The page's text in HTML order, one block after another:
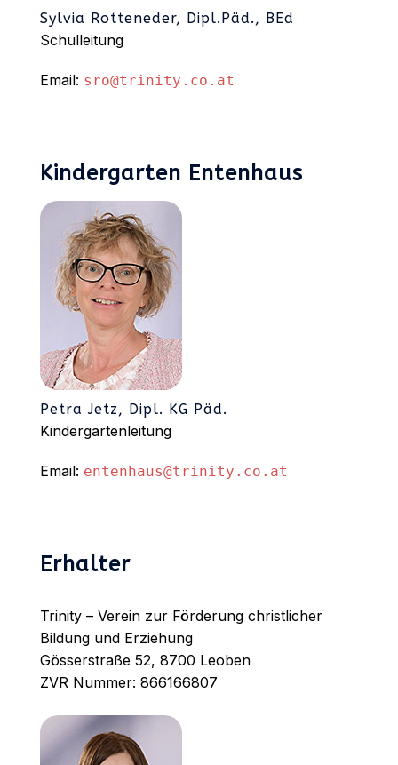
Sylvia Rotteneder, Dipl.Päd., BEd
Schulleitung
Email: sro@trinity.co.at
Kindergarten Entenhaus
Petra Jetz, Dipl. KG Päd.
Kindergartenleitung
Email: entenhaus@trinity.co.at
Erhalter
Trinity – Verein zur Förderung christlicher
Bildung und Erziehung
Gösserstraße 52, 8700 Leoben
ZVR Nummer: 866166807